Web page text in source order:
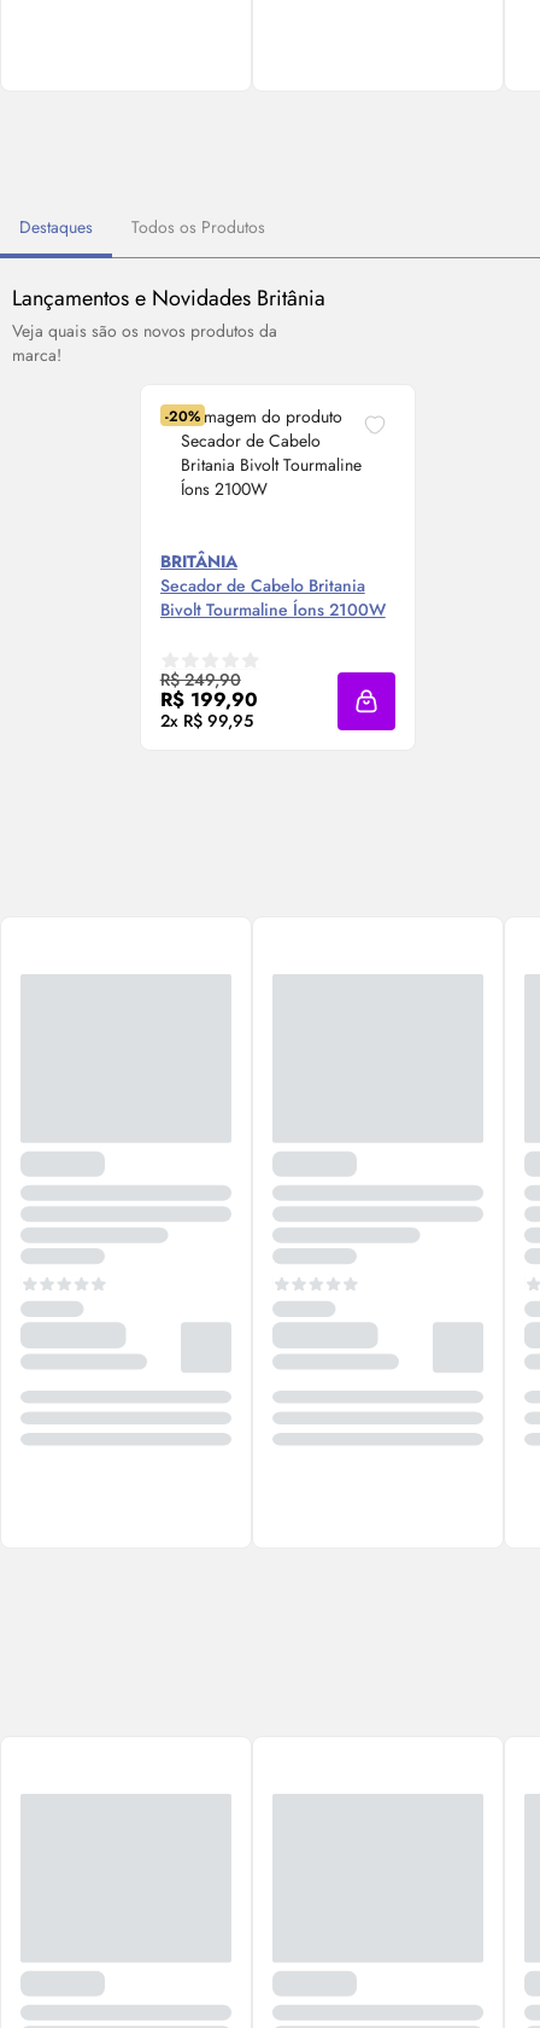
Destaques Todos os Produtos
Lançamentos e Novidades Britânia
Veja quais são os novos produtos da
marca!
-20%
BRITÂNIA
Secador de Cabelo Britania
Bivolt Tourmaline Íons 2100W
R$ 249,90
R$ 199,90
2x R$ 99,95 Adicionar à sacola